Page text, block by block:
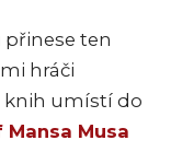
přinese ten
hráči
knih umístí do
Musa